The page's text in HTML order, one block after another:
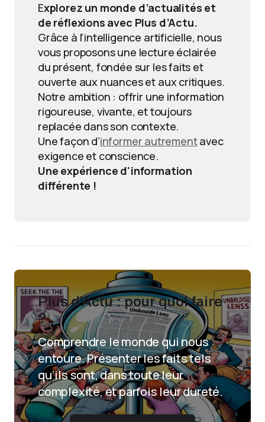
Explorez un monde d’actualités et
de réflexions avec Plus d’Actu.
Grâce à l’intelligence artificielle, nous
vous proposons une lecture éclairée
du présent, fondée sur les faits et
ouverte aux nuances et aux critiques.
Notre ambition : offrir une information
rigoureuse, vivante, et toujours
replacée dans son contexte.
Une façon d’informer autrementavec
exigence et conscience.
Une expérience d'information
différente !
Plus d'Actu : pour quoi faire
?
Comprendre le monde qui nous
entoure. Présenter les faits tels
qu’ils sont, dans toute leur
complexité, et parfois leur dureté.